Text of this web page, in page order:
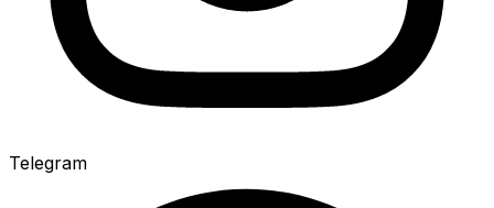
Telegram